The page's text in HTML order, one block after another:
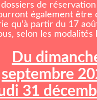
dossiers de
également être
qu'à partir du 17
selon les modalités
Du
septembre
31